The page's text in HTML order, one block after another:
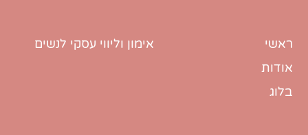
ראשי
אודות
בלוג
אימון וליווי עסקי לנשים